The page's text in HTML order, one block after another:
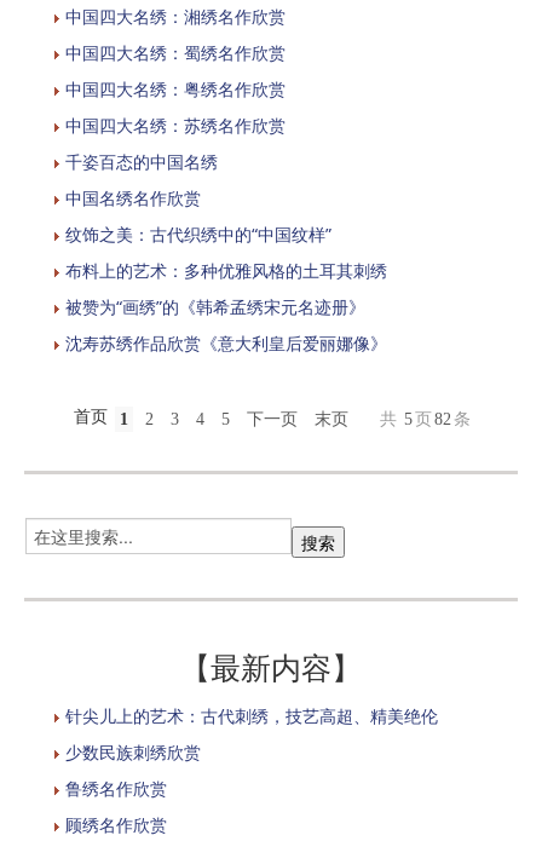
中国四大名绣：湘绣名作欣赏
中国四大名绣：蜀绣名作欣赏
中国四大名绣：粤绣名作欣赏
中国四大名绣：苏绣名作欣赏
千姿百态的中国名绣
中国名绣名作欣赏
纹饰之美：古代织绣中的“中国纹样”
布料上的艺术：多种优雅风格的土耳其刺绣
被赞为“画绣”的《韩希孟绣宋元名迹册》
沈寿苏绣作品欣赏《意大利皇后爱丽娜像》
首页 1 2 3 4 5 下一页 末页 共 5 页 82 条
【最新内容】
针尖儿上的艺术：古代刺绣，技艺高超、精美绝伦
少数民族刺绣欣赏
鲁绣名作欣赏
顾绣名作欣赏